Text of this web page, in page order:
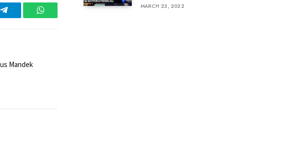
Telegram WhatsApp
Mandek
MARCH 23, 2022